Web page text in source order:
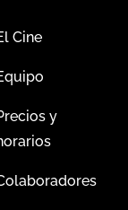
Cine
y